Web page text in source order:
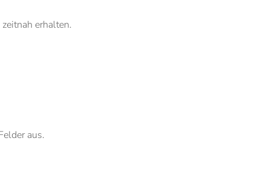
erhalten.
aus.